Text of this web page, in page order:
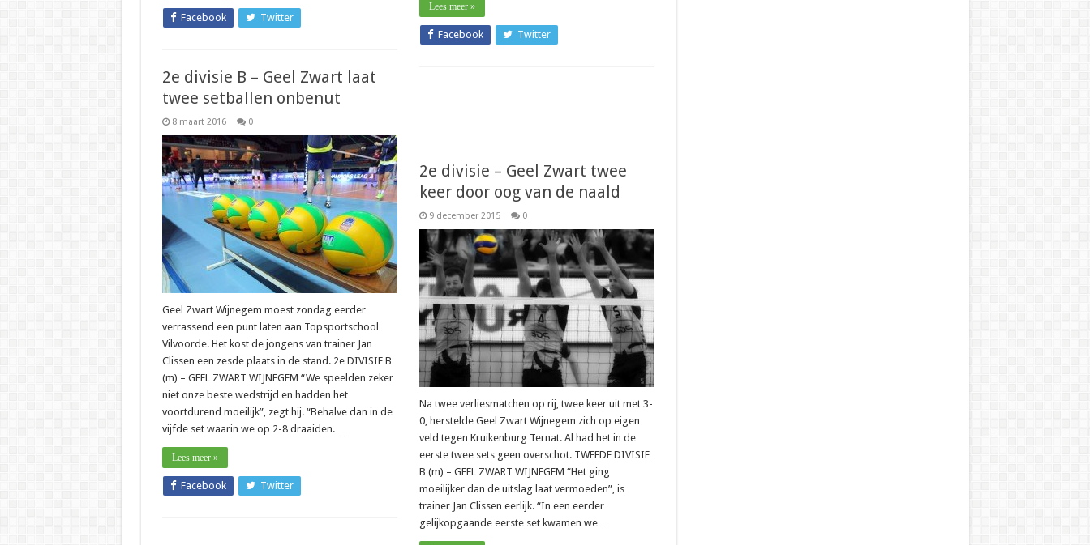
Facebook Twitter
Lees meer »
Facebook Twitter
2e divisie B – Geel Zwart laat
twee setballen onbenut
8 maart 2016 0
Geel Zwart Wijnegem moest zondag eerder
verrassend een punt laten aan Topsportschool
Vilvoorde. Het kost de jongens van trainer Jan
Clissen een zesde plaats in de stand. 2e DIVISIE B
(m) – GEEL ZWART WIJNEGEM “We speelden zeker
niet onze beste wedstrijd en hadden het
voortdurend moeilijk”, zegt hij. “Behalve dan in de
vijfde set waarin we op 2-8 draaiden. …
Lees meer »
Facebook Twitter
2e divisie – Geel Zwart twee
keer door oog van de naald
9 december 2015 0
Na twee verliesmatchen op rij, twee keer uit met 3-
0, herstelde Geel Zwart Wijnegem zich op eigen
veld tegen Kruikenburg Ternat. Al had het in de
eerste twee sets geen overschot. TWEEDE DIVISIE
B (m) – GEEL ZWART WIJNEGEM “Het ging
moeilijker dan de uitslag laat vermoeden”, is
trainer Jan Clissen eerlijk. “In een eerder
gelijkopgaande eerste set kwamen we …